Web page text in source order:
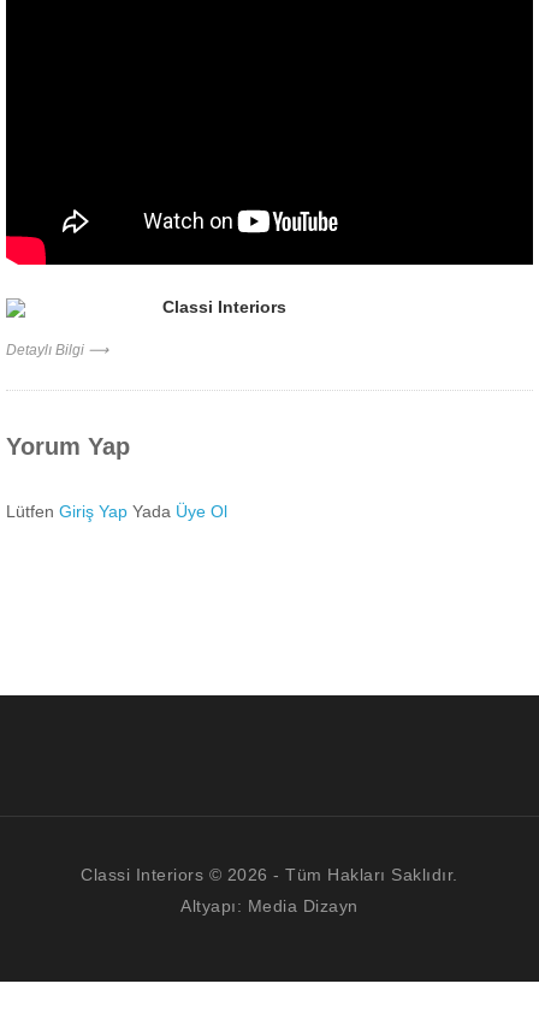
Classi Interiors
Detaylı Bilgi ⟶
Yorum Yap
Lütfen Giriş Yap Yada Üye Ol
Classi Interiors © 2026 - Tüm Hakları Saklıdır.
Altyapı: Media Dizayn